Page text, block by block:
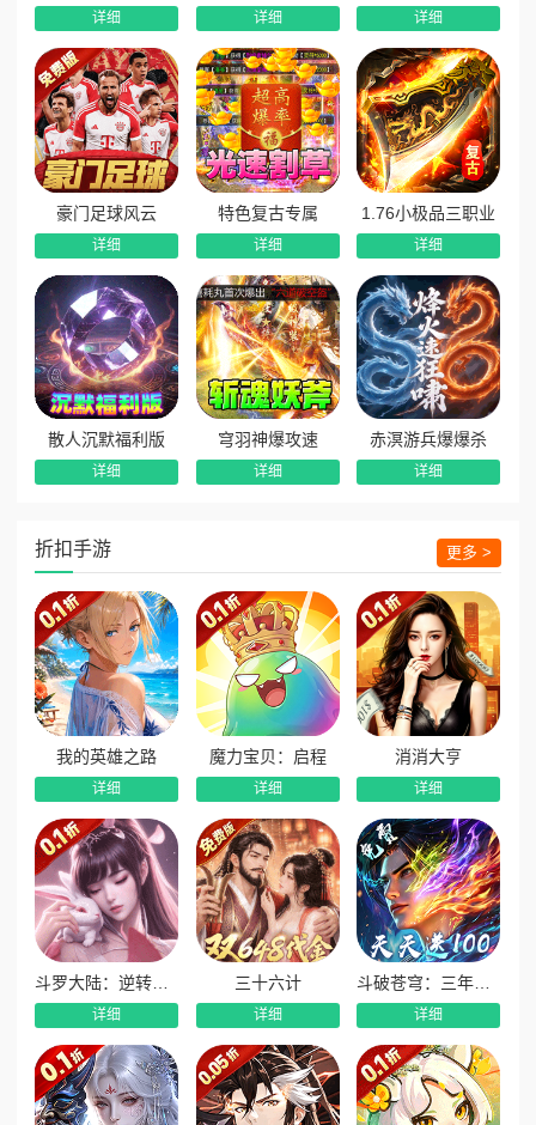
详细 详细 详细
豪门足球风云
详细
特色复古专属
详细
1.76小极品三职业
详细
散人沉默福利版
详细
穹羽神爆攻速
详细
赤溟游兵爆爆杀
详细
折扣手游 更多 >
我的英雄之路
详细
魔力宝贝：启程
详细
消消大亨
详细
斗罗大陆：逆转时空
详细
三十六计
详细
斗破苍穹：三年之约
详细